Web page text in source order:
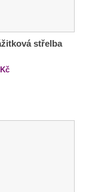
střelba
Kč